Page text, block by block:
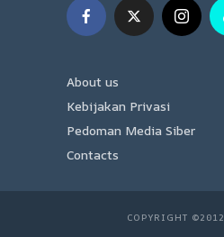
About us
Kebijakan Privasi
Pedoman Media Siber
Contacts
COPYRIGHT ©2012